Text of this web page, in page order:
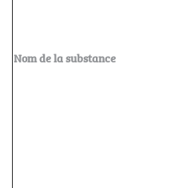
Nom de la substance